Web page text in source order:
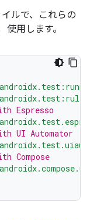
イルで、これらの
用します。
Espresso
UI Automator
Compose